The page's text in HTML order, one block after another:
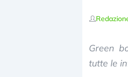
Green
tutte le